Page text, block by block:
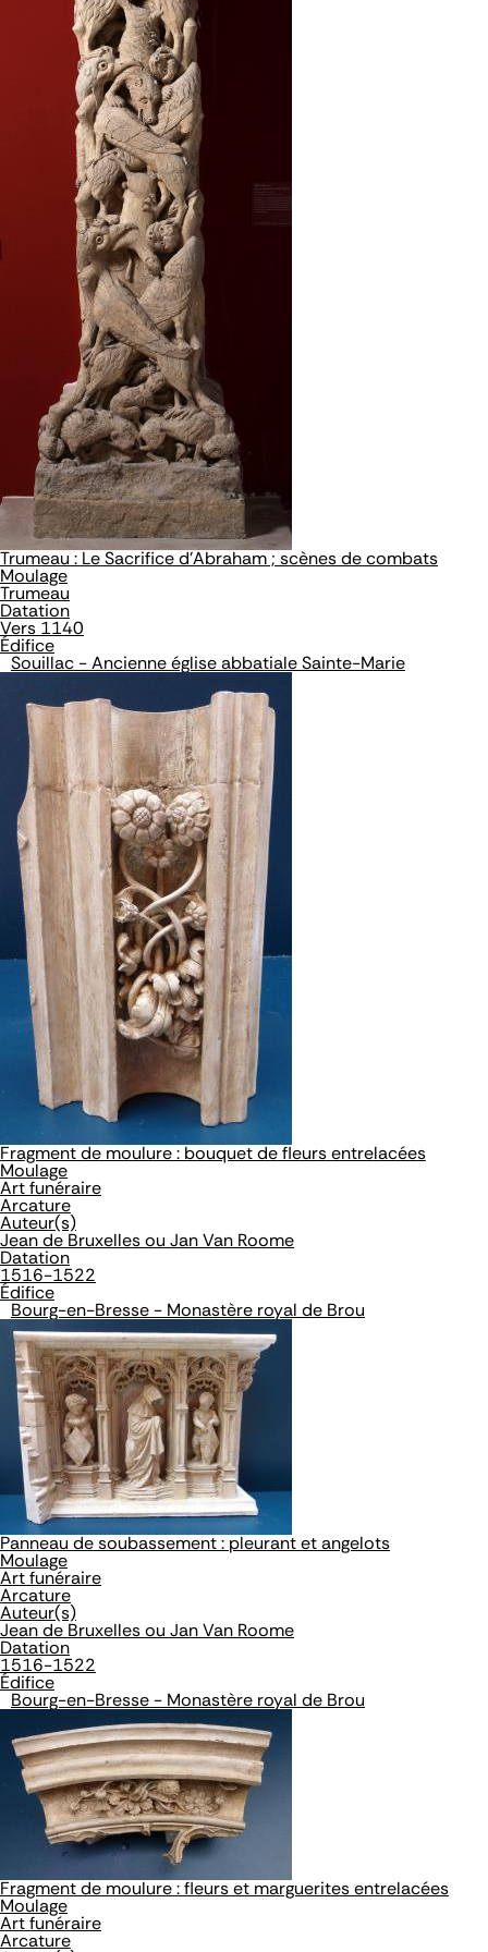
Trumeau : Le Sacrifice d'Abraham ; scènes de combats
Moulage
Trumeau
Datation
Vers 1140
Édifice
Souillac - Ancienne église abbatiale Sainte-Marie
Fragment de moulure : bouquet de fleurs entrelacées
Moulage
Art funéraire
Arcature
Auteur(s)
Jean de Bruxelles ou Jan Van Roome
Datation
1516-1522
Édifice
Bourg-en-Bresse - Monastère royal de Brou
Panneau de soubassement : pleurant et angelots
Moulage
Art funéraire
Arcature
Auteur(s)
Jean de Bruxelles ou Jan Van Roome
Datation
1516-1522
Édifice
Bourg-en-Bresse - Monastère royal de Brou
Fragment de moulure : fleurs et marguerites entrelacées
Moulage
Art funéraire
Arcature